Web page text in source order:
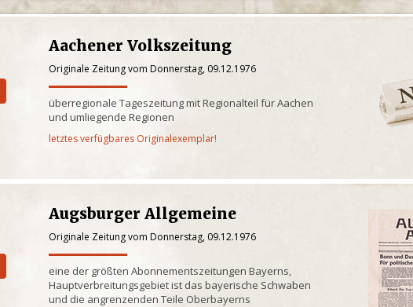
Aachener Volkszeitung
Originale Zeitung vom Donnerstag, 09.12.1976
überregionale Tageszeitung mit Regionalteil für Aachen
und umliegende Regionen
letztes verfügbares Originalexemplar!
Augsburger Allgemeine
Originale Zeitung vom Donnerstag, 09.12.1976
eine der größten Abonnementszeitungen Bayerns,
Hauptverbreitungsgebiet ist das bayerische Schwaben
und die angrenzenden Teile Oberbayerns